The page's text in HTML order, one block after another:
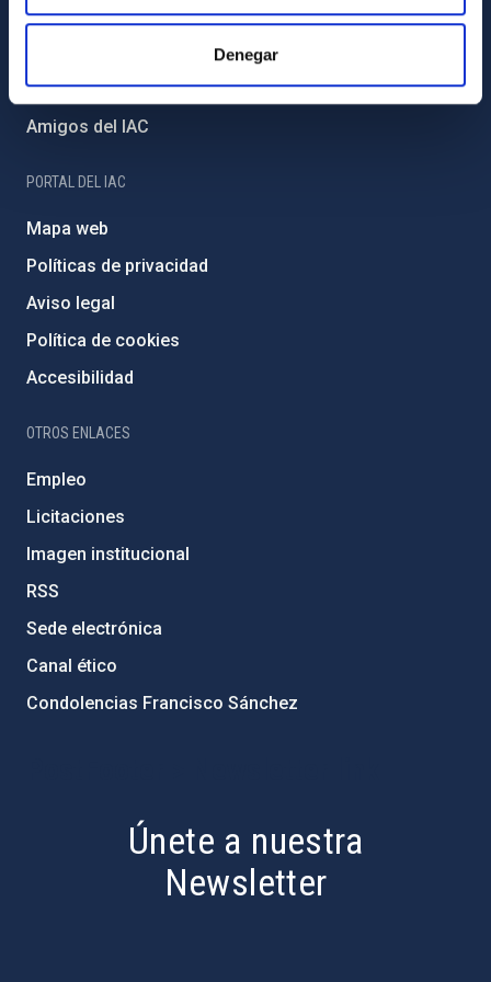
Denegar
Proyectos institucionales
Programa Severo Ochoa
Amigos del IAC
PORTAL DEL IAC
Mapa web
Políticas de privacidad
Aviso legal
Política de cookies
Accesibilidad
OTROS ENLACES
Empleo
Licitaciones
Imagen institucional
RSS
Sede electrónica
Canal ético
Condolencias Francisco Sánchez
Únete a nuestra
Newsletter